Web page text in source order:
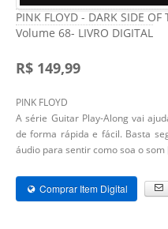
PINK FLOYD - DARK SIDE
Volume 68- LIVRO DIGITAL
R$ 149,99
PINK FLOYD
A série Guitar Play-Along vai
de forma rápida e fácil. Basta
áudio para sentir como soa o som
Comprar Item Digital